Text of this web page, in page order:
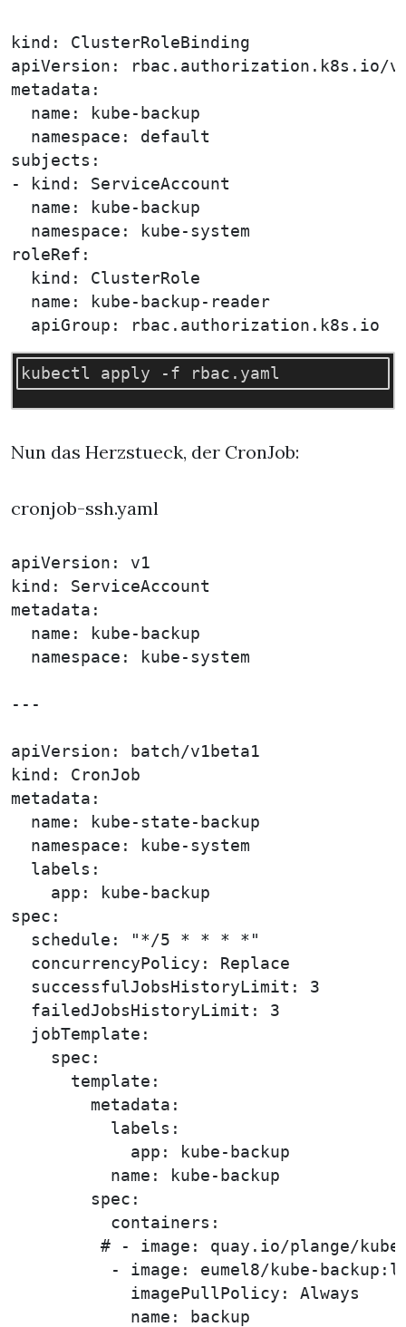
kind: ClusterRoleBinding
apiVersion: rbac.authorization.k8s.io/
metadata:
  name: kube-backup
  namespace: default
subjects:
- kind: ServiceAccount
  name: kube-backup
  namespace: kube-system
roleRef:
  kind: ClusterRole
  name: kube-backup-reader
Nun das Herzstueck, der CronJob:
cronjob-ssh.yaml
apiVersion: v1
kind: ServiceAccount
metadata:
  name: kube-backup
  namespace: kube-system
---
apiVersion: batch/v1beta1
kind: CronJob
metadata:
  name: kube-state-backup
  namespace: kube-system
  labels:
    app: kube-backup
spec:
  schedule: "*/5 * * * *"
  concurrencyPolicy: Replace
  successfulJobsHistoryLimit: 3
  failedJobsHistoryLimit: 3
  jobTemplate:
    spec:
      template:
        metadata:
          labels:
            app: kube-backup
          name: kube-backup
        spec:
          containers:
# - image: quay.io/plange/
- image: eumel8/kube-
            imagePullPolicy: Always
            name: backup